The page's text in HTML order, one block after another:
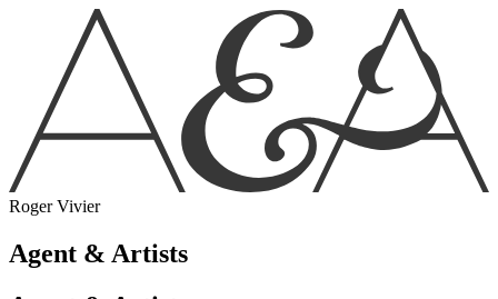
Roger Vivier
Agent & Artists